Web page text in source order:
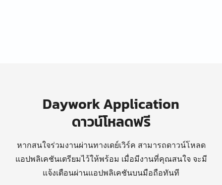
Daywork Application
ดาวน์โหลดฟรี
หากสนใจร่วมงานผ่านทางเดย์เวิร์ค สามารถดาวน์โหลด
แอปพลิเคชันเตรียมไว้ให้พร้อม เมื่อมีงานที่คุณสนใจ จะมี
แจ้งเตือนผ่านแอปพลิเคชันบนมือถือทันที